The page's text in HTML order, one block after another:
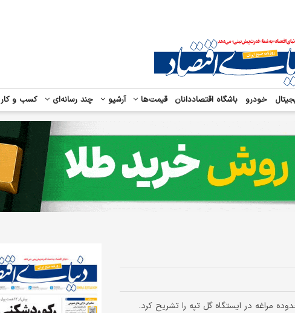
خودرو باشگاه اقتصاددانان قیمت‌ها آرشیو چند رسانه‌ای کسب و کار
مراغه در ایستگاه گل تپه را تشریح کرد.